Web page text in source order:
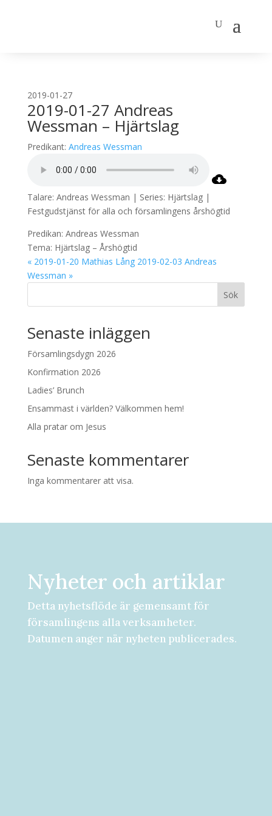
2019-01-27
2019-01-27 Andreas
Wessman – Hjärtslag
Predikant: Andreas Wessman
Talare: Andreas Wessman | Series: Hjärtslag |
Festgudstjänst för alla och församlingens årshögtid
Predikan: Andreas Wessman
Tema: Hjärtslag – Årshögtid
« 2019-01-20 Mathias Lång 2019-02-03 Andreas
Wessman »
Sök
Senaste inläggen
Församlingsdygn 2026
Konfirmation 2026
Ladies’ Brunch
Ensammast i världen? Välkommen hem!
Alla pratar om Jesus
Senaste kommentarer
Inga kommentarer att visa.
Nyheter och artiklar
Detta nyhetsflöde är gemensamt för
församlingens alla verksamheter.
Datumen anger när nyheten publicerades.